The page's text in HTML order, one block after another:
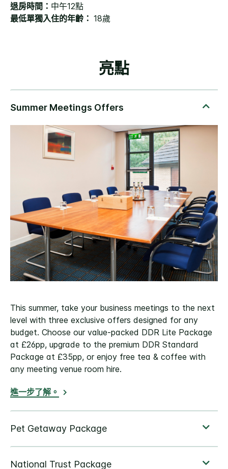
退房時間： 中午12點
最低單獨入住的年齡： 18歲
亮點
This summer, take your business meetings to the next
level with three exclusive offers designed for any
budget. Choose our value-packed DDR Lite Package
at £26pp, upgrade to the premium DDR Standard
Package at £35pp, or enjoy free tea & coffee with
any meeting venue room hire.
進一步了解。